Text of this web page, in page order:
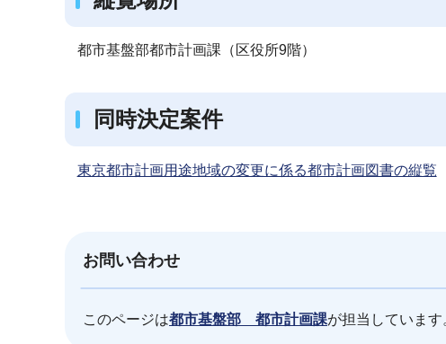
都市基盤部都市計画課（区役所9階）
同時決定案件
東京都市計画用途地域の変更に係る都市計画図書の縦覧
お問い合わせ
このページは都市基盤部 都市計画課が担当しています